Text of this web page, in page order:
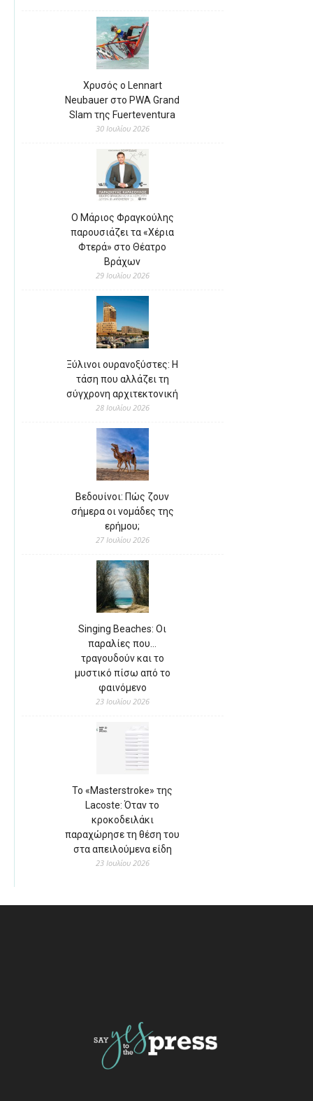
Χρυσός ο Lennart
Neubauer στο PWA Grand
Slam της Fuerteventura
30 Ιουλίου 2026
Ο Μάριος Φραγκούλης
παρουσιάζει τα «Χέρια
Φτερά» στο Θέατρο
Βράχων
29 Ιουλίου 2026
Ξύλινοι ουρανοξύστες: Η
τάση που αλλάζει τη
σύγχρονη αρχιτεκτονική
28 Ιουλίου 2026
Βεδουίνοι: Πώς ζουν
σήμερα οι νομάδες της
ερήμου;
27 Ιουλίου 2026
Singing Beaches: Οι
παραλίες που…
τραγουδούν και το
μυστικό πίσω από το
φαινόμενο
23 Ιουλίου 2026
Το «Masterstroke» της
Lacoste: Όταν το
κροκοδειλάκι
παραχώρησε τη θέση του
στα απειλούμενα είδη
23 Ιουλίου 2026